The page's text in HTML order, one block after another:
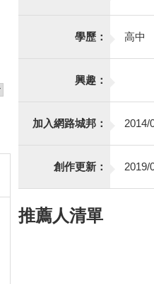
學歷： 高中
興趣：
加入網路城邦： 2014/
創作更新： 2019/
推薦人清單